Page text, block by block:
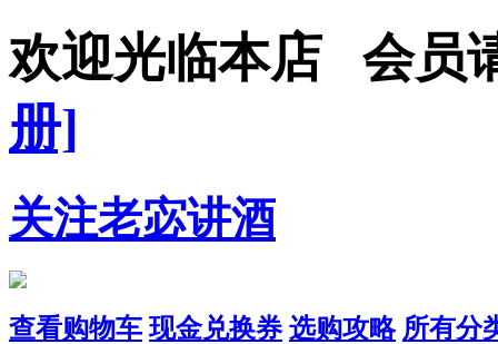
欢迎光临本店 会员
册]
关注老宓讲酒
查看购物车 现金兑换券 选购攻略 所有分